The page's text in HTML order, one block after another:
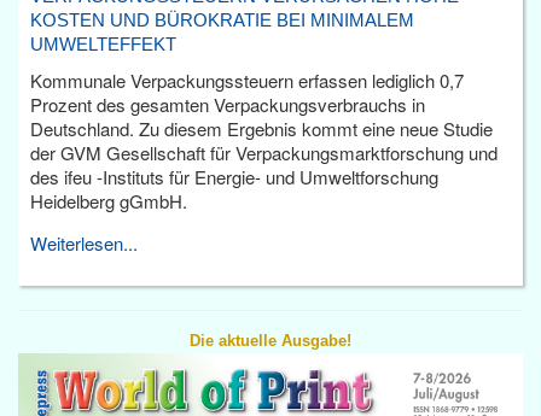
KOSTEN UND BÜROKRATIE BEI MINIMALEM
UMWELTEFFEKT
Kommunale Verpackungssteuern erfassen lediglich 0,7
Prozent des gesamten Verpackungsverbrauchs in
Deutschland. Zu diesem Ergebnis kommt eine neue Studie
der GVM Gesellschaft für Verpackungsmarktforschung und
des ifeu -Instituts für Energie- und Umweltforschung
Heidelberg gGmbH.
Weiterlesen...
Die aktuelle Ausgabe!